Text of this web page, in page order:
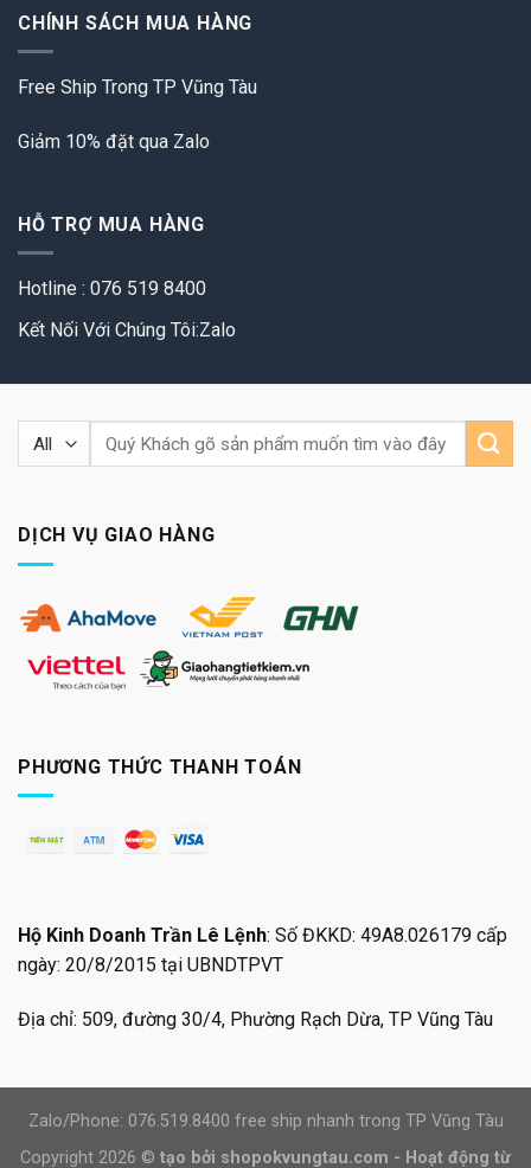
CHÍNH SÁCH MUA HÀNG
Free Ship Trong TP Vũng Tàu
Giảm 10% đặt qua Zalo
HỖ TRỢ MUA HÀNG
Hotline : 076 519 8400
Kết Nối Với Chúng Tôi:Zalo
Tìm
kiếm:
DỊCH VỤ GIAO HÀNG
PHƯƠNG THỨC THANH TOÁN
Hộ Kinh Doanh Trần Lê Lệnh: Số ĐKKD: 49A8.026179 cấp
ngày: 20/8/2015 tại UBNDTPVT
Địa chỉ: 509, đường 30/4, Phường Rạch Dừa, TP Vũng Tàu
Zalo/Phone: 076.519.8400 free ship nhanh trong TP Vũng Tàu
Copyright 2026 © tạo bởi shopokvungtau.com - Hoạt động từ